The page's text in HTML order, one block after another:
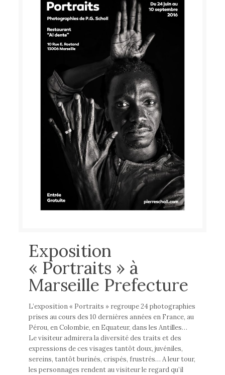
Exposition
« Portraits » à
Marseille Prefecture
L’exposition « Portraits » regroupe 24 photographies
prises au cours des 10 dernières années en France, au
Pérou, en Colombie, en Equateur, dans les Antilles…
Le visiteur admirera la diversité des traits et des
expressions de ces visages tantôt doux, juvéniles,
sereins, tantôt burinés, crispés, frustrés… A leur tour,
les personnages rendent au visiteur le regard qu’il